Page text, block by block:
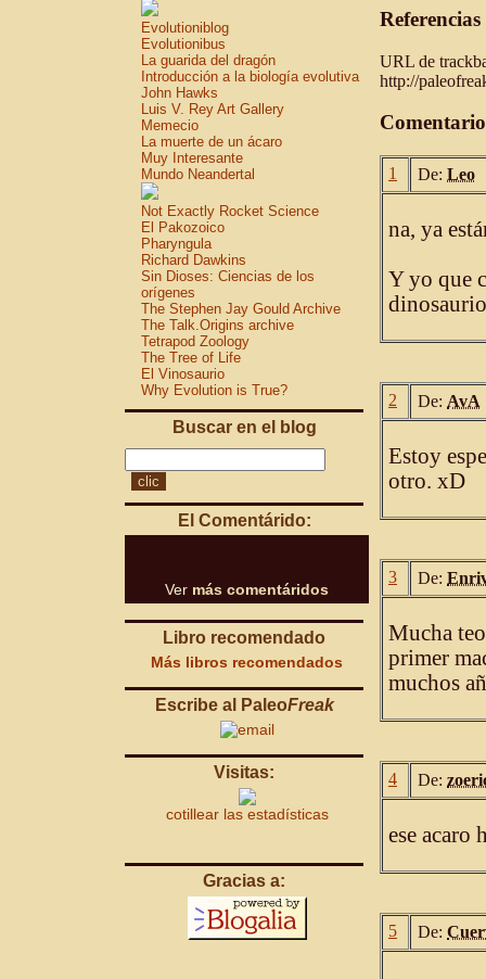
Evolutioniblog
Evolutionibus
La guarida del dragón
Introducción a la biología evolutiva
John Hawks
Luis V. Rey Art Gallery
Memecio
La muerte de un ácaro
Muy Interesante
Mundo Neandertal
Not Exactly Rocket Science
El Pakozoico
Pharyngula
Richard Dawkins
Sin Dioses: Ciencias de los
orígenes
The Stephen Jay Gould Archive
The Talk.Origins archive
Tetrapod Zoology
The Tree of Life
El Vinosaurio
Why Evolution is True?
Buscar en el blog
El Comentárido:
Ver más comentáridos
Libro recomendado
Más libros recomendados
Escribe al PaleoFreak
Visitas:
cotillear las estadísticas
Gracias a:
URL de
http://
1 De: Leo
na, ya
Y yo que
2 De: AvA
Estoy
otro. xD
3 De:
Mucha
primer
muchos
4 De:
ese acaro
5 De: